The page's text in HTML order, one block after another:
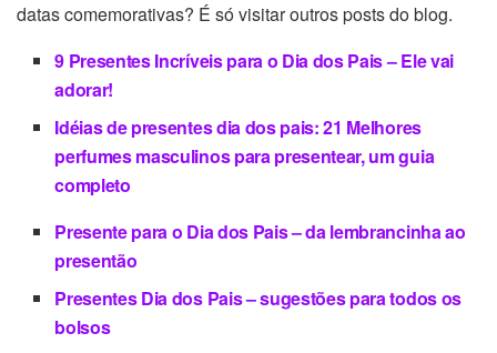
datas comemorativas? É só visitar outros posts do blog.
9 Presentes Incríveis para o Dia dos Pais – Ele vai
adorar!
Idéias de presentes dia dos pais: 21 Melhores
perfumes masculinos para presentear, um guia
completo
Presente para o Dia dos Pais – da lembrancinha ao
presentão
Presentes Dia dos Pais – sugestões para todos os
bolsos